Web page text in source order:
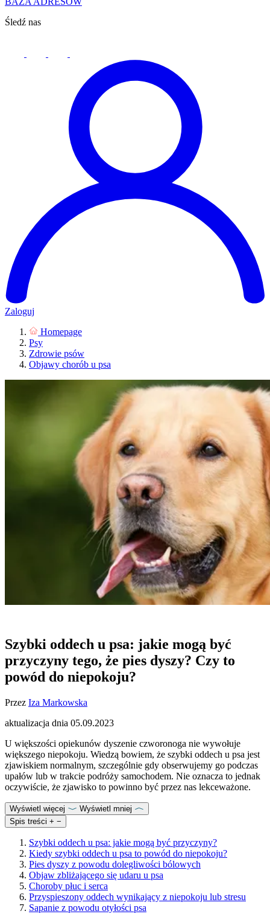
Śledź nas
Zaloguj
Homepage
Psy
Zdrowie psów
Objawy chorób u psa
Szybki oddech u psa: jakie mogą być
przyczyny tego, że pies dyszy? Czy to
powód do niepokoju?
Przez Iza Markowska
aktualizacja dnia 05.09.2023
U większości opiekunów dyszenie czworonoga nie wywołuje
większego niepokoju. Wiedzą bowiem, że szybki oddech u psa jest
zjawiskiem normalnym, szczególnie gdy obserwujemy go podczas
upałów lub w trakcie podróży samochodem. Nie oznacza to jednak
oczywiście, że zjawisko to powinno być przez nas lekceważone.
Wyświetl więcej
Wyświetl mniej
Spis treści + −
Szybki oddech u psa: jakie mogą być przyczyny?
Kiedy szybki oddech u psa to powód do niepokoju?
Pies dyszy z powodu dolegliwości bólowych
Objaw zbliżającego się udaru u psa
Choroby płuc i serca
Przyspieszony oddech wynikający z niepokoju lub stresu
Sapanie z powodu otyłości psa